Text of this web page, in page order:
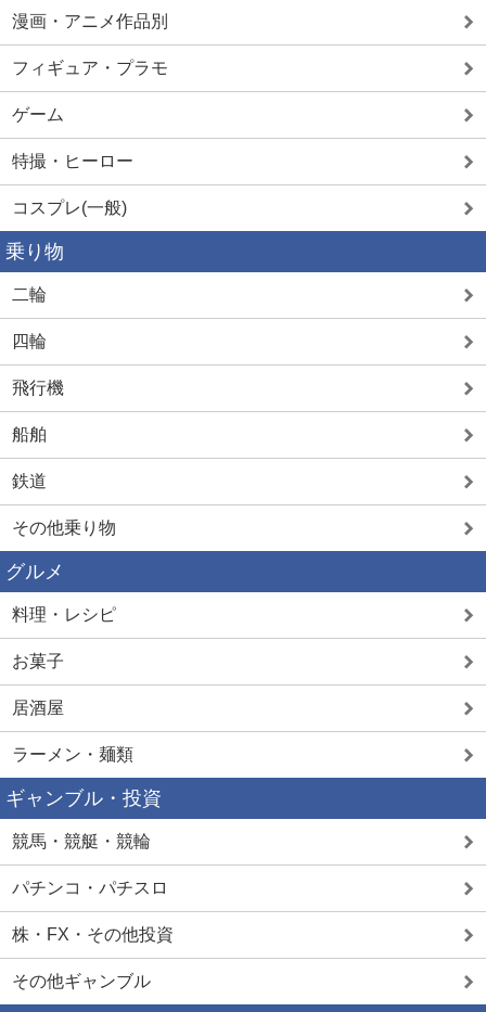
漫画・アニメ作品別
フィギュア・プラモ
ゲーム
特撮・ヒーロー
コスプレ(一般)
乗り物
二輪
四輪
飛行機
船舶
鉄道
その他乗り物
グルメ
料理・レシピ
お菓子
居酒屋
ラーメン・麺類
ギャンブル・投資
競馬・競艇・競輪
パチンコ・パチスロ
株・FX・その他投資
その他ギャンブル